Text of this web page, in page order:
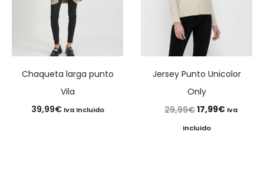
Chaqueta larga punto
Vila
39,99€ Iva Incluido
Jersey Punto Unicolor
Only
29,99€El
precio
17,99€ElIva
Incluido